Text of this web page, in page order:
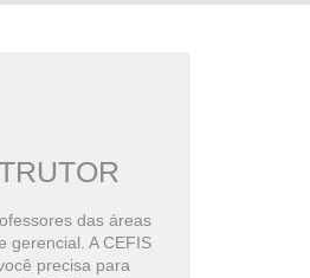
das áreas
gerencial. A CEFIS
precisa para